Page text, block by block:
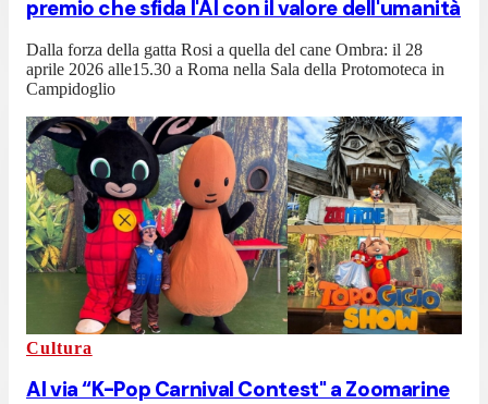
premio che sfida l'AI con il valore dell'umanità
Dalla forza della gatta Rosi a quella del cane Ombra: il 28
aprile 2026 alle15.30 a Roma nella Sala della Protomoteca in
Campidoglio
Cultura
Al via “K-Pop Carnival Contest" a Zoomarine